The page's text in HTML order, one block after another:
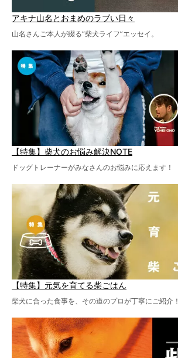
アキナ山名とおまめのラブい日々
山名さんご本人が綴る“柴犬ライフ”エッセイ。
【特集】柴犬のお悩み解決NOTE
ドッグトレーナーがみなさんのお悩みに応えます！
【特集】元気を育てる柴ごはん
柴犬に合った食事を、その道のプロが丁寧にご紹介！